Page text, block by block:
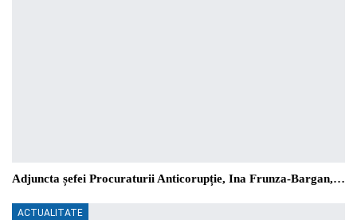
Adjuncta șefei Procuraturii Anticorupție, Ina Frunza-Bargan,…
ACTUALITATE